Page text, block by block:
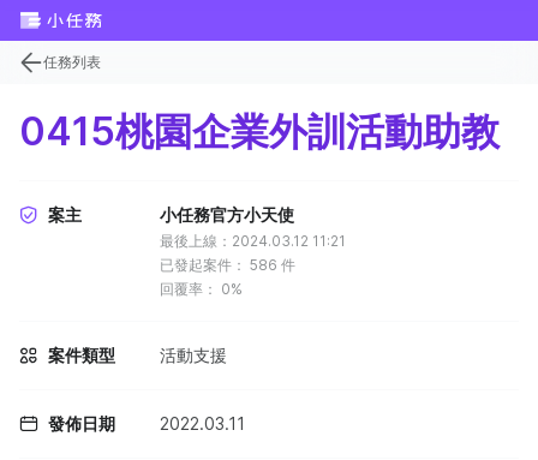
任務列表
0415桃園企業外訓活動助教
案主 小任務官方小天使
最後上線：2024.03.12 11:21
已發起案件： 586 件
回覆率： 0%
案件類型 活動支援
發佈日期 2022.03.11